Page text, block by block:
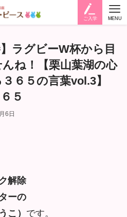
ご入学 MENU
】ラグビーW杯から目
ね！【栗山葉湖の心
６５の言葉vol.3】
５
6日
解除
ーの
こ） です。